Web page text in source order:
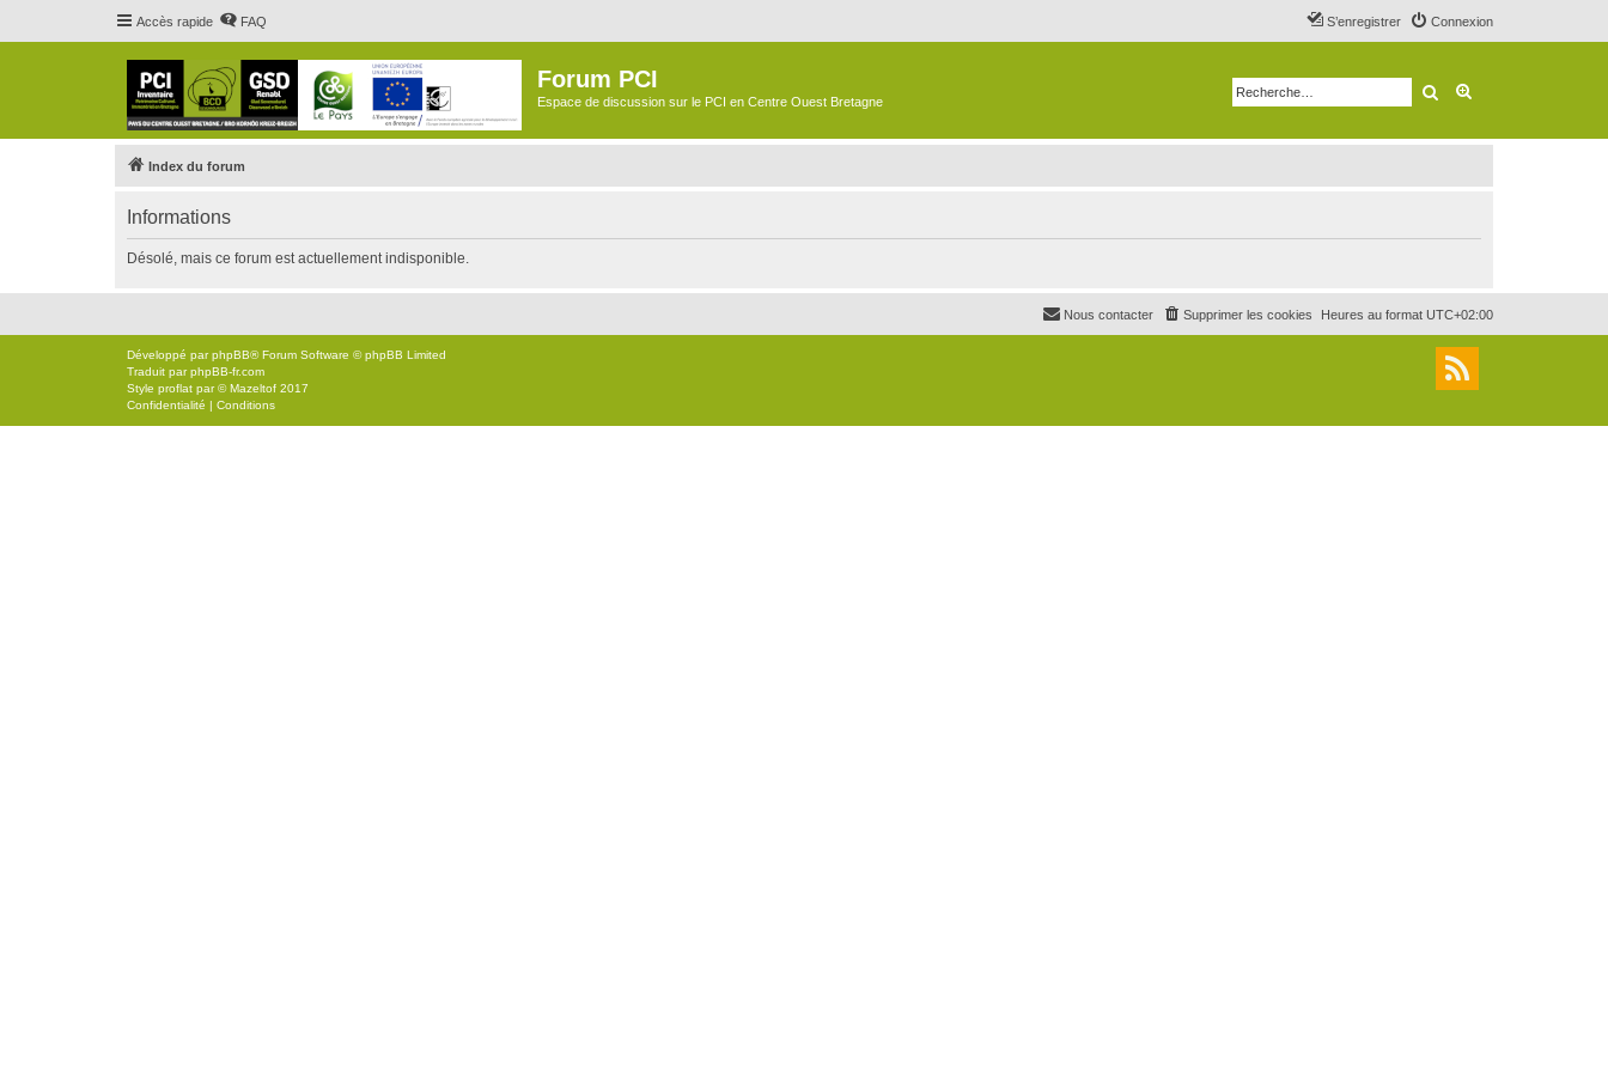
Accès rapide FAQ Connexion
S’enregistrer
Forum PCI
Espace de discussion sur le PCI en Centre Ouest Bretagne Rechercher
Index du forum
Informations
Désolé, mais ce forum est actuellement indisponible.
Heures au format UTC+02:00
Supprimer les cookies
Nous contacter
Développé parphpBB® Forum Software © phpBB Limited
Traduit parphpBB-fr.com
Style proflat par ©Mazeltof 2017
Confidentialité | Conditions